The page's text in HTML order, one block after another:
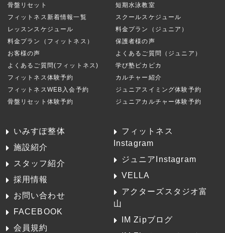
骨盤リセット
フィットネス新着情報一覧
レッスンスケジュール
料金プラン（フィットネス）
お客様の声
よくあるご質問(フィットネス)
フィットネス体験予約
フィットネスWEB入会予約
骨盤リセット体験予約
短期水泳教室
スクールスケジュール
料金プラン（ジュニア）
保護者様の声
よくあるご質問（ジュニア）
学び塾ピカピカ
カルチャー紹介
ジュニアスイミング体験予約
ジュニアカルチャー体験予約
いみすぽ整体
施設紹介
スタッフ紹介
採用情報
お問い合わせ
FACEBOOK
会員規約
フィットネス
Instagram
ジュニアInstagram
VELLA
アクターズスタジオ富
山
IM Zipブログ